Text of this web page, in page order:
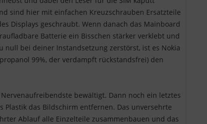
sind hier mit einfachen Kreuzschrauben Ersatzteile
Displays geschraubt. Wenn danach das Mainboard
Batterie ein Bisschen stärker verklebt und
null bei deiner Instandsetzung zerstörst, ist es Nokia
99%, der verdampft rückstandsfrei) den
bewältigt. Dann noch ein letztes
das Bildschirm entfernen. Das unversehrte
Ablauf alle Einzelteile zusammenbauen und das